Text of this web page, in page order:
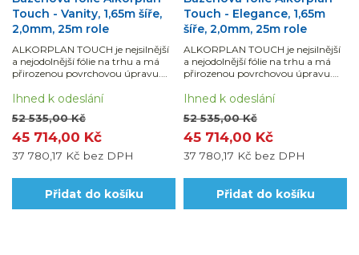
Touch - Vanity, 1,65m šíře,
2,0mm, 25m role
ALKORPLAN TOUCH je nejsilnější
a nejodolnější fólie na trhu a má
přirozenou povrchovou úpravu.
41,25 m2.
52 535,00 Kč
45 714,00 Kč
37 780,17 Kč bez DPH
Ihned k odeslání
Přidat do košíku
Touch - Elegance, 1,65m
šíře, 2,0mm, 25m role
ALKORPLAN TOUCH je nejsilnější
a nejodolnější fólie na trhu a má
přirozenou povrchovou úpravu.
41,25 m2.
52 535,00 Kč
45 714,00 Kč
37 780,17 Kč bez DPH
Ihned k odeslání
Přidat do košíku